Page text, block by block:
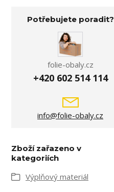
Potřebujete poradit?
folie-obaly.cz
+420 602 514 114
info@folie-obaly.cz
Zboží zařazeno v
kategoriích
Výplňový materiál